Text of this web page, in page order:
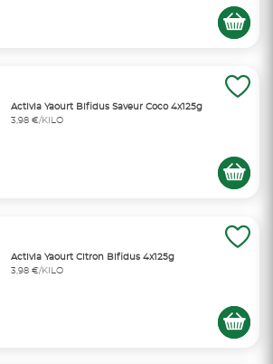
Activia Yaourt Bifidus Saveur Coco 4x125g
3,98 €/KILO
Activia Yaourt Citron Bifidus 4x125g
3,98 €/KILO